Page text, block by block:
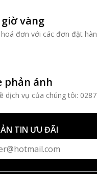
vàng
hoá đơn với các đơn đặt
phản ánh
dịch vụ của chúng tôi:
TIN ƯU ĐÃI